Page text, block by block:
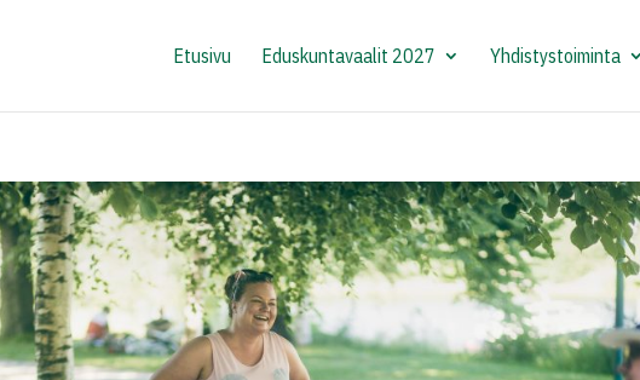
Etusivu Eduskuntavaalit 2027 Yhdistystoiminta